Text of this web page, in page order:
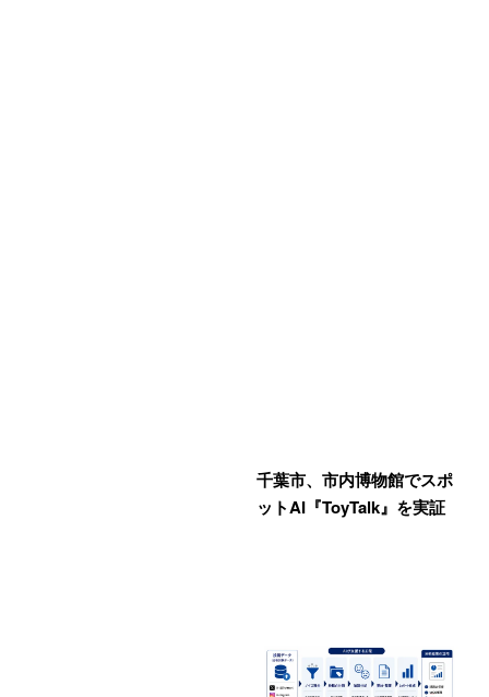
千葉市、市内博物館でスポ
ットAI『ToyTalk』を実証